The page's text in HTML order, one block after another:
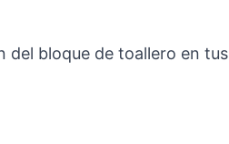
del bloque de toallero en tus